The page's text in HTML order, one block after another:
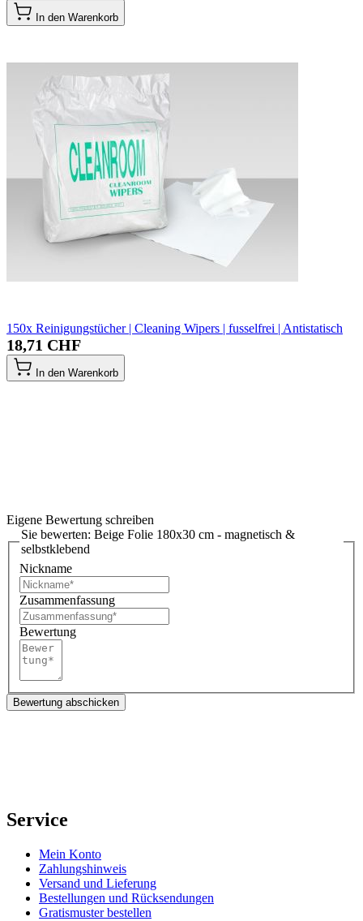
In den Warenkorb
150x Reinigungstücher | Cleaning Wipers | fusselfrei | Antistatisch
18,71 CHF
In den Warenkorb
Eigene Bewertung schreiben
Sie bewerten: Beige Folie 180x30 cm - magnetisch &
selbstklebend
Nickname
Zusammenfassung
Bewertung
Bewertung abschicken
Service
Mein Konto
Zahlungshinweis
Versand und Lieferung
Bestellungen und Rücksendungen
Gratismuster bestellen